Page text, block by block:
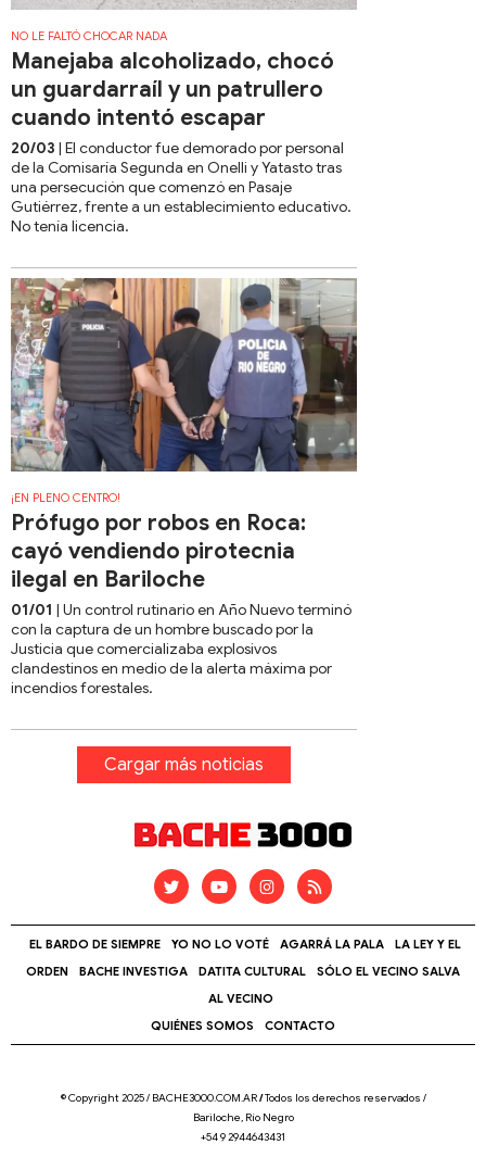
NO LE FALTÓ CHOCAR NADA
​​​​​​​Manejaba alcoholizado, chocó
un guardarraíl y un patrullero
cuando intentó escapar
20/03 | El conductor fue demorado por personal
de la Comisaría Segunda en Onelli y Yatasto tras
una persecución que comenzó en Pasaje
Gutiérrez, frente a un establecimiento educativo.
No tenía licencia.
¡EN PLENO CENTRO!
Prófugo por robos en Roca:
cayó vendiendo pirotecnia
ilegal en Bariloche
01/01 | Un control rutinario en Año Nuevo terminó
con la captura de un hombre buscado por la
Justicia que comercializaba explosivos
clandestinos en medio de la alerta máxima por
incendios forestales.
Cargar más noticias
EL BARDO DE SIEMPRE YO NO LO VOTÉ AGARRÁ LA PALA
LA LEY Y EL
ORDEN
BACHE INVESTIGA DATITA CULTURAL
SÓLO EL VECINO SALVA
AL VECINO
QUIÉNES SOMOS
CONTACTO
© Copyright 2025 / BACHE3000.COM.AR/Todos los derechos reservados /
Bariloche, Río Negro
+54 9 2944643431